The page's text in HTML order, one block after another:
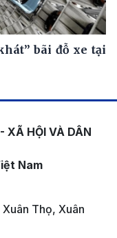
bãi đỗ xe tại
XÃ HỘI VÀ DÂN
Nam
Thọ, Xuân